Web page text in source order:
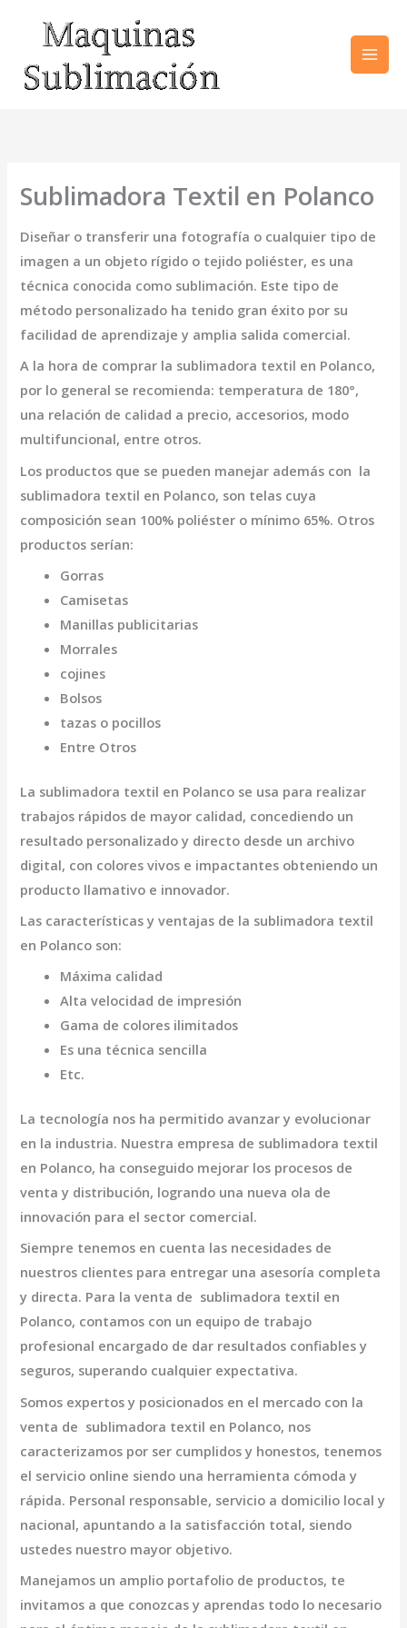
contenido
Sublimadora Textil en Polanco
Diseñar o transferir una fotografía o cualquier tipo de
imagen a un objeto rígido o tejido poliéster, es una
técnica conocida como sublimación. Este tipo de
método personalizado ha tenido gran éxito por su
facilidad de aprendizaje y amplia salida comercial.
A la hora de comprar la sublimadora textil en Polanco,
por lo general se recomienda: temperatura de 180°,
una relación de calidad a precio, accesorios, modo
multifuncional, entre otros.
Los productos que se pueden manejar además con la
sublimadora textil en Polanco, son telas cuya
composición sean 100% poliéster o mínimo 65%. Otros
productos serían:
Gorras
Camisetas
Manillas publicitarias
Morrales
cojines
Bolsos
tazas o pocillos
Entre Otros
La sublimadora textil en Polanco se usa para realizar
trabajos rápidos de mayor calidad, concediendo un
resultado personalizado y directo desde un archivo
digital, con colores vivos e impactantes obteniendo un
producto llamativo e innovador.
Las características y ventajas de la sublimadora textil
en Polanco son:
Máxima calidad
Alta velocidad de impresión
Gama de colores ilimitados
Es una técnica sencilla
Etc.
La tecnología nos ha permitido avanzar y evolucionar
en la industria. Nuestra empresa de sublimadora textil
en Polanco, ha conseguido mejorar los procesos de
venta y distribución, logrando una nueva ola de
innovación para el sector comercial.
Siempre tenemos en cuenta las necesidades de
nuestros clientes para entregar una asesoría completa
y directa. Para la venta de sublimadora textil en
Polanco, contamos con un equipo de trabajo
profesional encargado de dar resultados confiables y
seguros, superando cualquier expectativa.
Somos expertos y posicionados en el mercado con la
venta de sublimadora textil en Polanco, nos
caracterizamos por ser cumplidos y honestos, tenemos
el servicio online siendo una herramienta cómoda y
rápida. Personal responsable, servicio a domicilio local y
nacional, apuntando a la satisfacción total, siendo
ustedes nuestro mayor objetivo.
Manejamos un amplio portafolio de productos, te
invitamos a que conozcas y aprendas todo lo necesario